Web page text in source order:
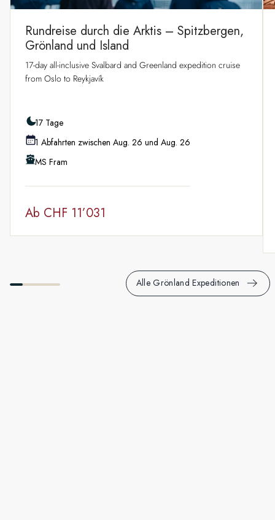
Rundreise durch die Arktis – Spitzbergen,
Grönland und Island
17-day all-inclusive Svalbard and Greenland expedition cruise
from Oslo to Reykjavík
17 Tage
1 Abfahrten zwischen Aug. 26 und Aug. 26
MS Fram
Ab CHF 11’031
Alle Grönland Expeditionen